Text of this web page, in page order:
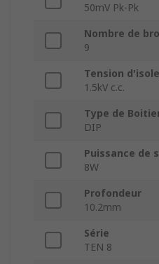
50mV Pk-Pk
Nombre de
9
Tension
1.5kV c.c.
Type de
DIP
Puissance de
8W
Profondeur
10.2mm
Série
TEN 8